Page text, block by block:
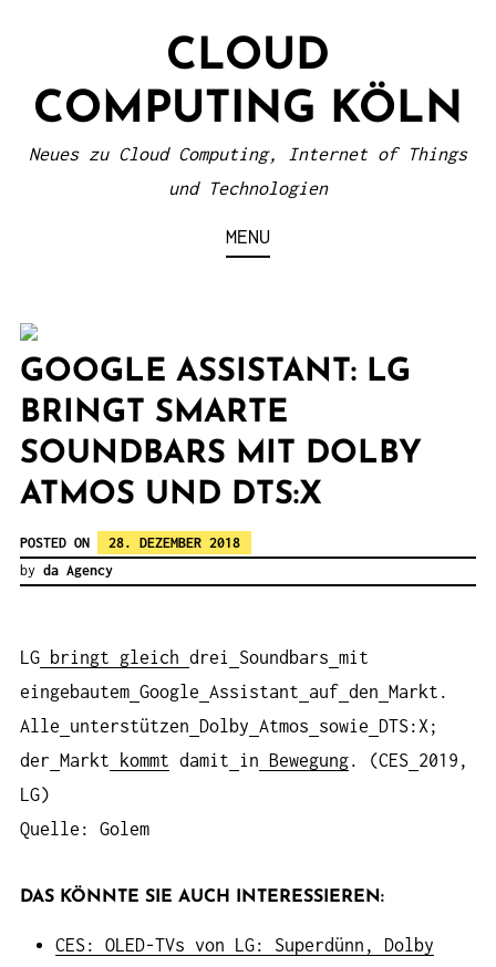
CLOUD
COMPUTING KÖLN
Neues zu Cloud Computing, Internet of Things
und Technologien
MENU
GOOGLE ASSISTANT: LG
BRINGT SMARTE
SOUNDBARS MIT DOLBY
ATMOS UND DTS:X
POSTED ON
28. DEZEMBER 2018
by da Agency
LG bringt gleich drei Soundbars mit
eingebautem Google Assistant auf den Markt.
Alle
unterstützen Dolby Atmos sowie
DTS:X;
der Markt kommt damit in Bewegung. (CES 2019,
LG)
Quelle: Golem
DAS KÖNNTE SIE AUCH INTERESSIEREN:
CES: OLED-TVs von LG: Superdünn, Dolby